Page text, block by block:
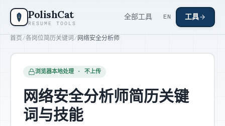
跳到主要内容
PolishCat
RESUME TOOLS
全部工具 EN 工具
首页/各岗位简历关键词 / 网络安全分析师
浏览器本地处理 · 不上传
网络安全分析师简历关键
词与技能